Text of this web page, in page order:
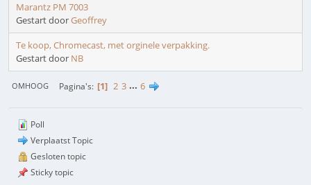
Marantz PM 7003
Gestart doorGeoffrey
Te koop, Chromecast, met orginele verpakking.
Gestart door NB
OMHOOG Pagina's 1 2 3 ... 6
Poll
Verplaatst Topic
Gesloten topic
Sticky topic